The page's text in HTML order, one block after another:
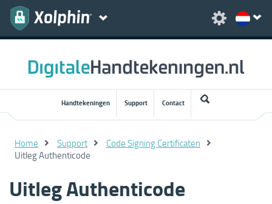
Handtekeningen Support Contact
Home Support Code Signing Certificaten
Uitleg Authenticode
Uitleg Authenticode